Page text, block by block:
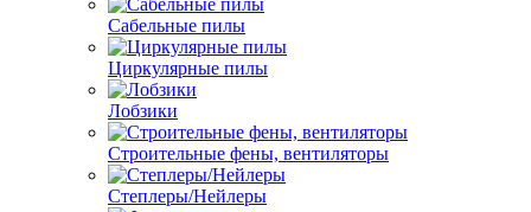
Сабельные пилы
Циркулярные пилы
Лобзики
Строительные фены, вентиляторы
Степлеры/Нейлеры